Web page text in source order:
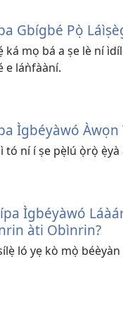
Gbígbé Pọ̀
mọ bá a ṣe lè ní
e láǹfààní.
Ìgbéyàwó Àwọn
tó ní í ṣe pẹ̀lú ọ̀rọ̀
Ìgbéyàwó
àti Obìnrin?
ló yẹ kò mọ̀